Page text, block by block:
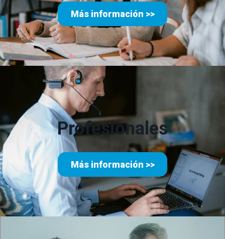
Más información >>
Profesionales
Más información >>